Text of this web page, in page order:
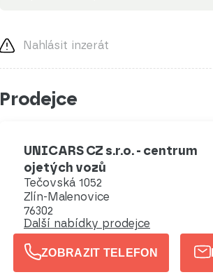
Nahlásit inzerát
Prodejce
UNICARS CZ s.r.o. - centrum
ojetých vozů
Tečovská 1052
Zlín-Malenovice
76302
Další nabídky prodejce
ZOBRAZIT TELEFON